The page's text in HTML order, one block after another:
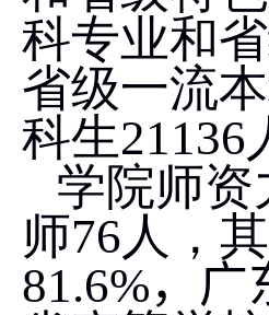
科专业和
省级一流
科生21136
学院师
师76人，
81.6%， 广